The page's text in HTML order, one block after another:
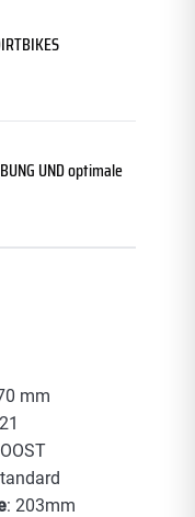
UND optimale
mm
: 203mm